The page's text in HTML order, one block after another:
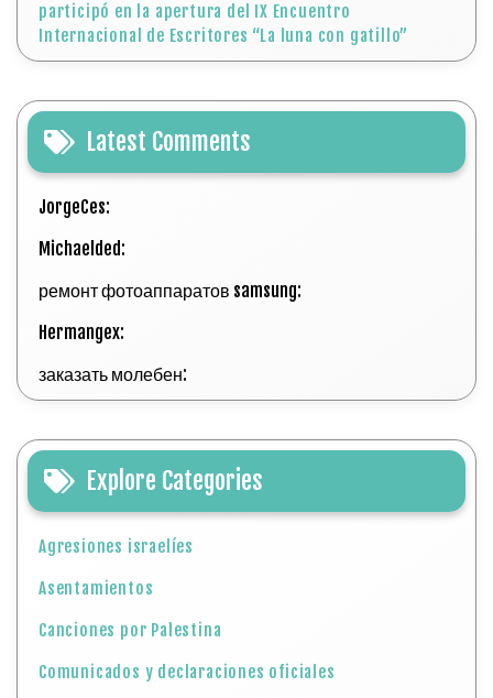
participó en la apertura del IX Encuentro
Internacional de Escritores “La luna con gatillo”
Latest Comments
JorgeCes:
Michaelded:
ремонт фотоаппаратов samsung:
Hermangex:
заказать молебен:
Explore Categories
Agresiones israelíes
Asentamientos
Canciones por Palestina
Comunicados y declaraciones oficiales